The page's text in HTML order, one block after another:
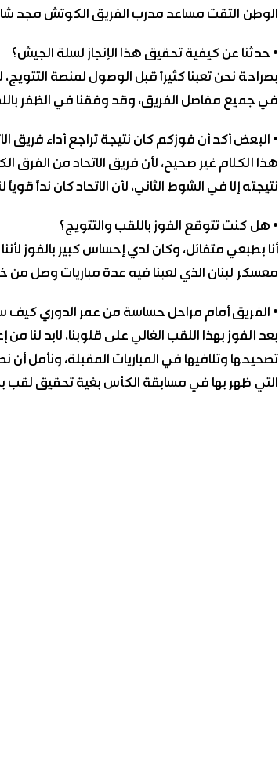
الوطن التقت مساعد مدرب الفريق الكوتش مجد
• حدثنا عن كيفية تحقيق هذا الإنجاز لسلة الجيش؟
بصراحة نحن تعبنا كثيراً قبل الوصول لمنصة
في جميع مفاصل الفريق، وقد وفقنا في الظفر
• البعض أكد أن فوزكم كان نتيجة تراجع أداء فريق
هذا الكلام غير صحيح، لأن فريق الاتحاد من الفرق
نتيجته إلا في الشوط الثاني، لأن الاتحاد كان نداً
• هل كنت تتوقع الفوز باللقب والتتويج؟
أنا بطبعي متفائل، وكان لدي إحساس كبير بالفوز
معسكر لبنان الذي لعبنا فيه عدة مباريات وصل من
• الفريق أمام مراحل حساسة من عمر الدوري كيف
بعد الفوز بهذا اللقب الغالي على قلوبنا، لابد لنا
تصحيحها وتلافيها في المباريات المقبلة، ونأمل
التي ظهر بها في مسابقة الكأس بغية تحقيق لقب